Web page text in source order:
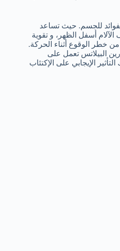
للجسم. حيث تساعد
أسفل الظهر، و تقوية
خطر الوقوع أثناء الحركة.
البيلاتس تعمل على
الإيجابي على الإكتئاب